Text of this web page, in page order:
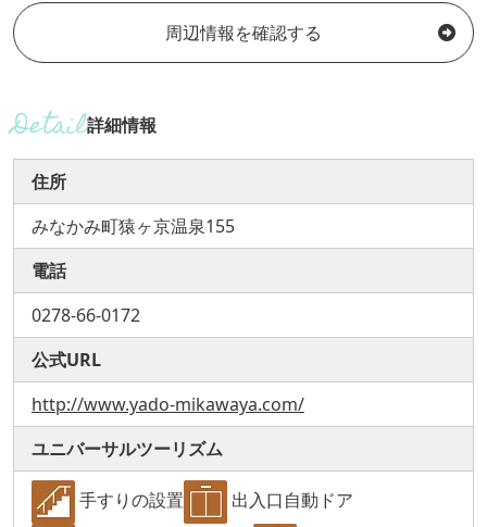
周辺情報を確認する
詳細情報
住所
みなかみ町猿ヶ京温泉155
電話
0278-66-0172
公式URL
http://www.yado-mikawaya.com/
ユニバーサルツーリズム
手すりの設置
出入口自動ドア